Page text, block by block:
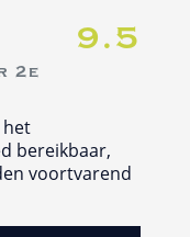
9.5
2e
bereikbaar,
voortvarend